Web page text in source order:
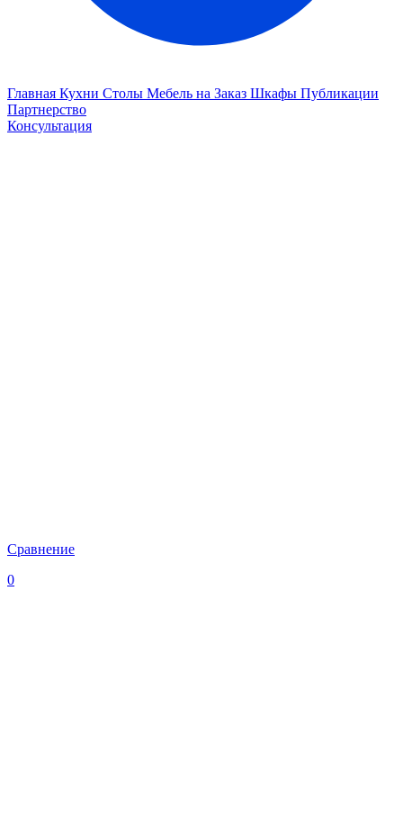
Главная Кухни Столы Мебель на Заказ Шкафы Публикации
Партнерство
Консультация
Сравнение
0